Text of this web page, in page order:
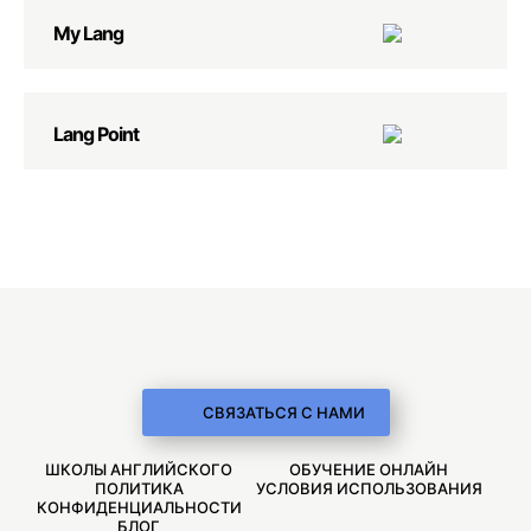
My Lang
Lang Point
СВЯЗАТЬСЯ С НАМИ
ШКОЛЫ АНГЛИЙСКОГО
ОБУЧЕНИЕ ОНЛАЙН
ПОЛИТИКА
КОНФИДЕНЦИАЛЬНОСТИ
УСЛОВИЯ ИСПОЛЬЗОВАНИЯ
БЛОГ